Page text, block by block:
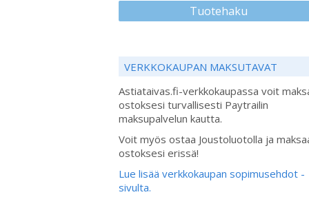
Tuotehaku
VERKKOKAUPAN MAKSUTAVAT
Astiataivas.fi-verkkokaupassa voit
ostoksesi turvallisesti Paytrailin
maksupalvelun kautta.
Voit myös ostaa Joustoluotolla ja
ostoksesi erissä!
Lue lisää verkkokaupan sopimusehdot -
sivulta.